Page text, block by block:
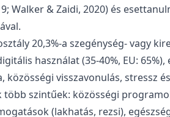
Walker & Zaidi, 2020) és
20,3%-a szegénység- vagy
használat (35-40%, EU:
közösségi visszavonulás, stressz
több szintűek: közösségi
(lakhatás, rezsi),